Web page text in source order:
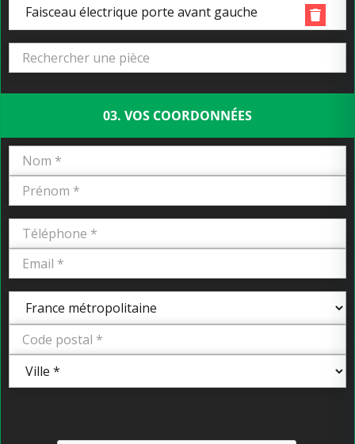
Faisceau électrique porte avant gauche
03. VOS COORDONNÉES